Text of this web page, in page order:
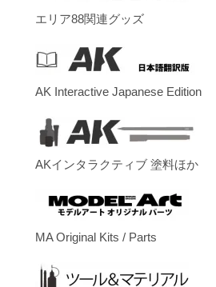
エリア88関連グッズ
AK Interactive Japanese Edition
AKインタラクティブ 塗料ほか
MA Original Kits / Parts